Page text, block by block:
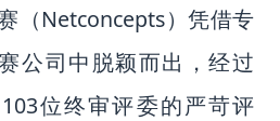
（Netconcepts）凭借专
公司中脱颖而出 ，经过
位终审评委的严苛评